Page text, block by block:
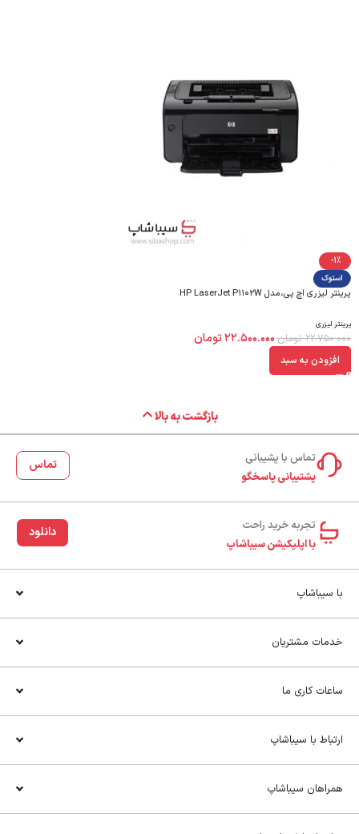
-1%
استوک
پرینتر لیزری اچ پی،مدل HP LaserJet P۱۱۰۲W
پرینتر لیزری
۲۲.۷۵۰.۰۰۰ تومان ۲۲.۵۰۰.۰۰۰تومان
افزودن به سبد
بازگشت به بالا
تماس با پشیبانی
پشتیبانی پاسخگو
تماس
تجربه خرید راحت‌
با اپلیکیشن سیباشاپ
دانلود
با سیباشاپ
خدمات مشتریان
ساعات کاری ما
ارتباط با سیباشاپ
همراهان سیباشاپ